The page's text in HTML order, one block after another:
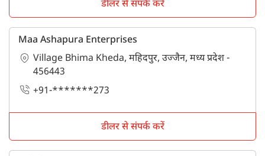
डीलर से संपर्क करें
Maa Ashapura Enterprises
Village Bhima Kheda, महिदपुर, उज्जैन, मध्य प्रदेश -
456443
+91-*******273
डीलर से संपर्क करें